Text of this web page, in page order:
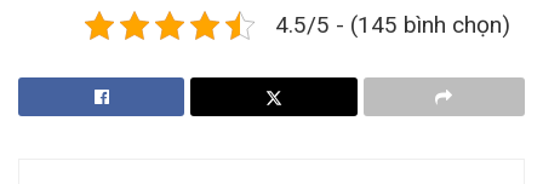
4.5/5 - (145 bình chọn)